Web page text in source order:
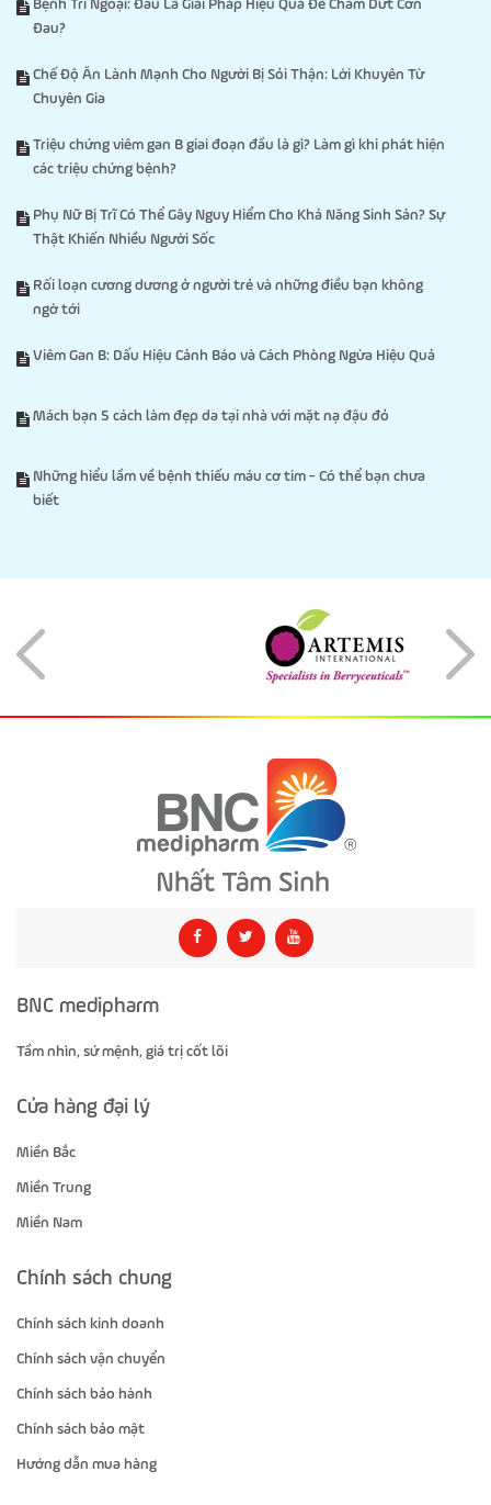
Bệnh Trĩ Ngoại: Đâu Là Giải Pháp Hiệu Quả Để Chấm Dứt Cơn
Đau?
Chế Độ Ăn Lành Mạnh Cho Người Bị Sỏi Thận: Lời Khuyên Từ
Chuyên Gia
Triệu chứng viêm gan B giai đoạn đầu là gì? Làm gì khi phát hiện
các triệu chứng bệnh?
Phụ Nữ Bị Trĩ Có Thể Gây Nguy Hiểm Cho Khả Năng Sinh Sản? Sự
Thật Khiến Nhiều Người Sốc
Rối loạn cương dương ở người trẻ và những điều bạn không
ngờ tới
Viêm Gan B: Dấu Hiệu Cảnh Báo và Cách Phòng Ngừa Hiệu Quả
Mách bạn 5 cách làm đẹp da tại nhà với mặt nạ đậu đỏ
Những hiểu lầm về bệnh thiếu máu cơ tim - Có thể bạn chưa
biết
BNC medipharm
Tầm nhìn, sứ mệnh, giá trị cốt lõi
Cửa hàng đại lý
Miền Bắc
Miền Trung
Miền Nam
Chính sách chung
Chính sách kinh doanh
Chính sách vận chuyển
Chính sách bảo hành
Chính sách bảo mật
Hướng dẫn mua hàng